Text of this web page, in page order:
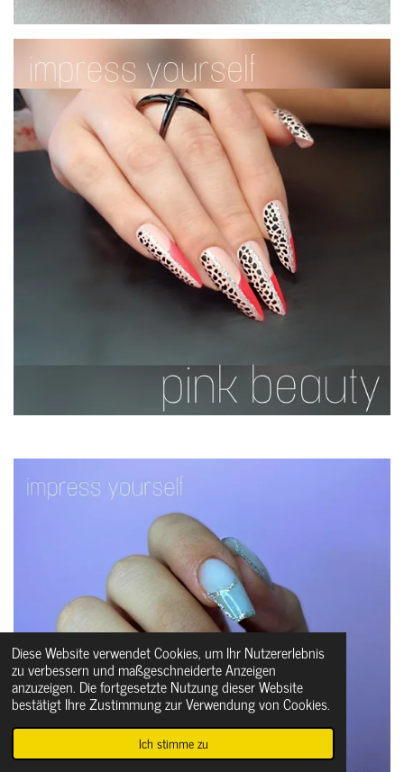
Diese Website verwendet Cookies, um Ihr Nutzererlebnis
zu verbessern und maßgeschneiderte Anzeigen
anzuzeigen. Die fortgesetzte Nutzung dieser Website
bestätigt Ihre Zustimmung zur Verwendung von Cookies.
Ich stimme zu